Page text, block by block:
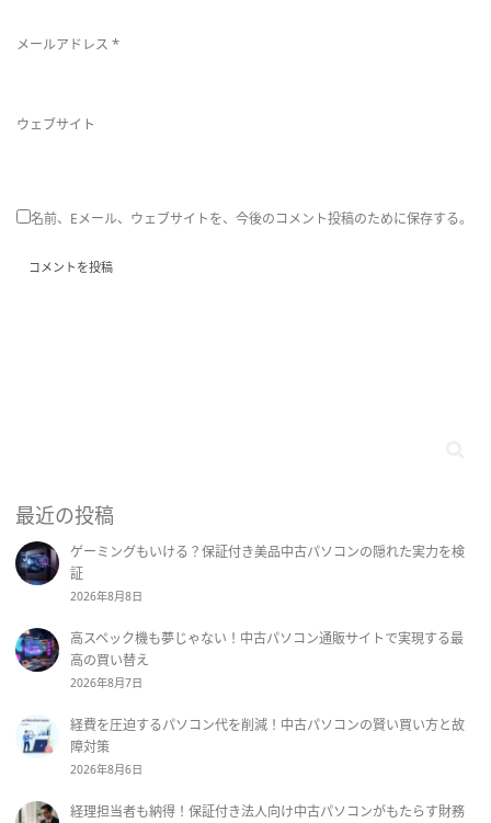
メールアドレス *
ウェブサイト
名前、Eメール、ウェブサイトを、今後のコメント投稿のために保存する。
最近の投稿
ゲーミングもいける？保証付き美品中古パソコンの隠れた実力を検
証
2026年8月8日
高スペック機も夢じゃない！中古パソコン通販サイトで実現する最
高の買い替え
2026年8月7日
経費を圧迫するパソコン代を削減！中古パソコンの賢い買い方と故
障対策
2026年8月6日
経理担当者も納得！保証付き法人向け中古パソコンがもたらす財務